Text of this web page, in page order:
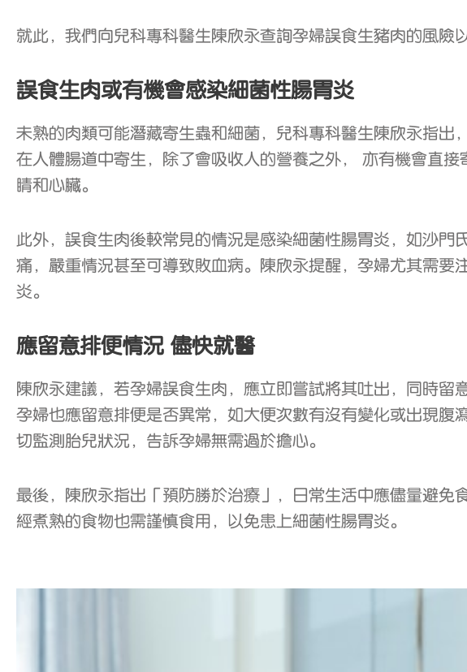
就此，我們向兒科專科醫生陳欣永查詢孕婦誤食生豬肉的風險
誤食生肉或有機會感染細菌性腸胃炎
未熟的肉類可能潛藏寄生蟲和細菌，兒科專科醫生陳欣永指
在人體腸道中寄生，除了會吸收人的營養之外， 亦有機會直
睛和心臟。
此外，誤食生肉後較常見的情況是感染細菌性腸胃炎，如沙
痛，嚴重情況甚至可導致敗血病。陳欣永提醒，孕婦尤其需
炎。
應留意排便情況 儘快就醫
陳欣永建議，若孕婦誤食生肉，應立即嘗試將其吐出，同時留
孕婦也應留意排便是否異常，如大便次數有沒有變化或出現
切監測胎兒狀況，告訴孕婦無需過於擔心。
最後，陳欣永指出「預防勝於治療」，日常生活中應儘量避
經煮熟的食物也需謹慎食用，以免患上細菌性腸胃炎。